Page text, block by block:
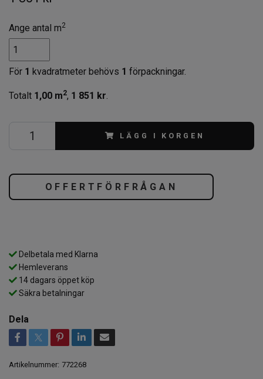
Ange antal m2
För 1 kvadratmeter behövs 1 förpackningar.
Totalt 1,00 m2, 1 851 kr.
LÄGG I KORGEN
OFFERTFÖRFRÅGAN
Delbetala med Klarna
Hemleverans
14 dagars öppet köp
Säkra betalningar
Dela
Artikelnummer: 772268